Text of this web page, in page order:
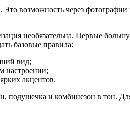
возможность через
необязательна. Первые
базовые правила:
вид;
настроении;
акцентов.
и комбинезон в тон.